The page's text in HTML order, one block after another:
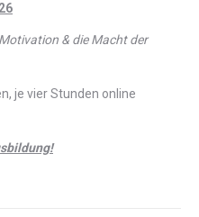
& die Macht der
je vier Stunden online